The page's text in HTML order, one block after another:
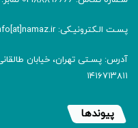
پسـت الـکترونیـکی: info[at]namaz.ir
۱۴۱۶۷۱۳۸۱۱
پیوندها